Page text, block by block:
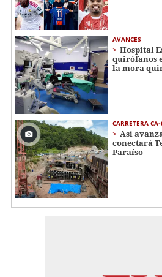
AVANCES
Hospital
quirófanos
la mora
CARRETERA
Así
conectará
Paraíso